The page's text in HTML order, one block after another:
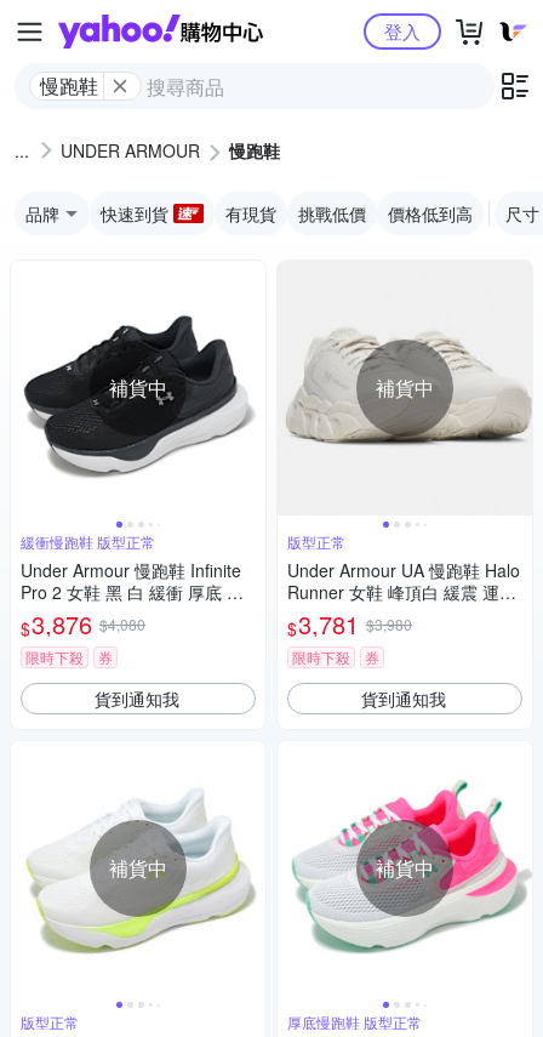
Yahoo購物中心
慢跑鞋
登入
UNDER ARMOUR 慢跑鞋
品牌 快速到貨 有現貨 挑戰低價 價格低到高 尺寸
補貨中
緩衝慢跑鞋 版型正常
Under Armour 慢跑鞋 Infinite
Pro 2 女鞋 黑 白 緩衝 厚底 透
氣 運動鞋 UA 3028177001
$3,876 $4,080
限時下殺
券
貨到通知我
補貨中
版型正常
補貨中
版型正常
Under Armour UA 慢跑鞋 Halo
Runner 女鞋 峰頂白 緩震 運動
鞋 6005288110
$3,781 $3,980
限時下殺
券
貨到通知我
補貨中
厚底慢跑鞋 版型正常